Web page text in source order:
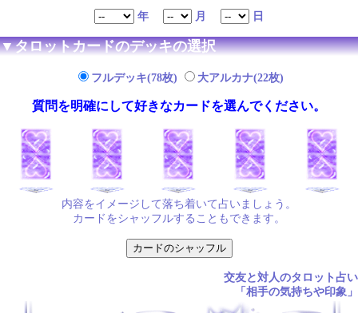
年 月 日
▼タロットカードのデッキの選択
フルデッキ(78枚) 大アルカナ(22枚)
質問を明確にして好きなカードを選んでください。
内容をイメージして落ち着いて占いましょう。
カードをシャッフルすることもできます。
交友と対人のタロット占い
「相手の気持ちや印象」